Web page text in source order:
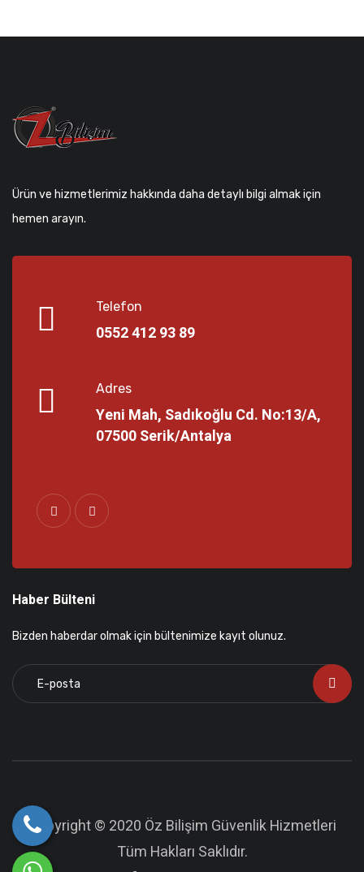
Ürün ve hizmetlerimiz hakkında daha detaylı bilgi almak için
hemen arayın.
Telefon
0552 412 93 89
Adres
Yeni Mah, Sadıkoğlu Cd. No:13/A,
07500 Serik/Antalya
Haber Bülteni
Bizden haberdar olmak için bültenimize kayıt olunuz.
Copyright © 2020 Öz Bilişim Güvenlik Hizmetleri
Tüm Hakları Saklıdır.